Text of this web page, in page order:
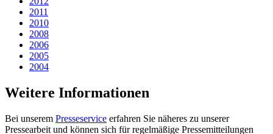
2011
2010
2008
2006
2005
2004
Weitere Informationen
Bei unserem Presseservice erfahren Sie näheres zu unserer
Pressearbeit und können sich für regelmäßige Pressemitteilungen